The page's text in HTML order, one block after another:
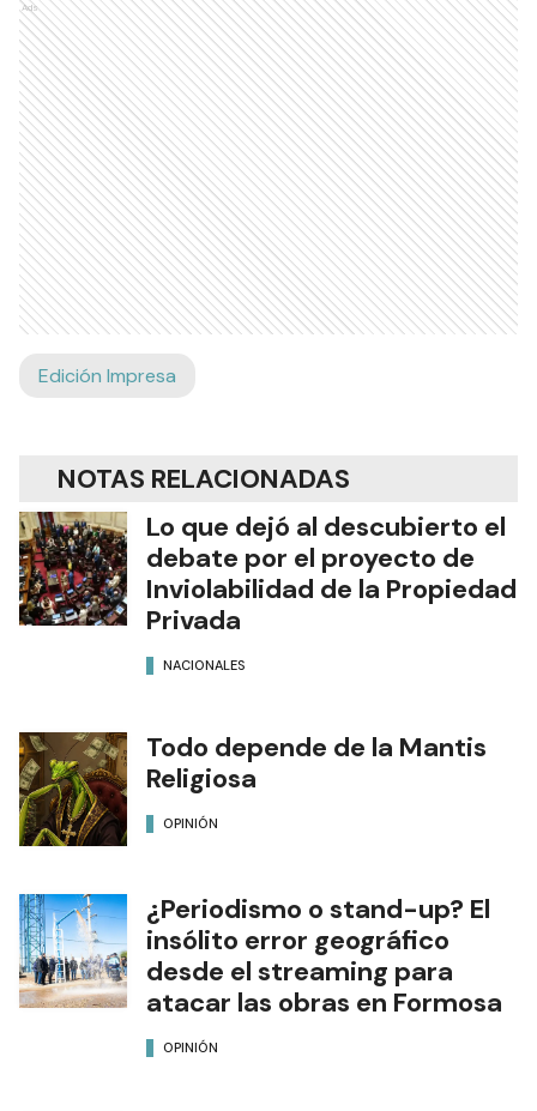
Ads
Edición Impresa
NOTAS RELACIONADAS
Lo que dejó al descubierto el
debate por el proyecto de
Inviolabilidad de la Propiedad
Privada
NACIONALES
Todo depende de la Mantis
Religiosa
OPINIÓN
¿Periodismo o stand-up? El
insólito error geográfico
desde el streaming para
atacar las obras en Formosa
OPINIÓN